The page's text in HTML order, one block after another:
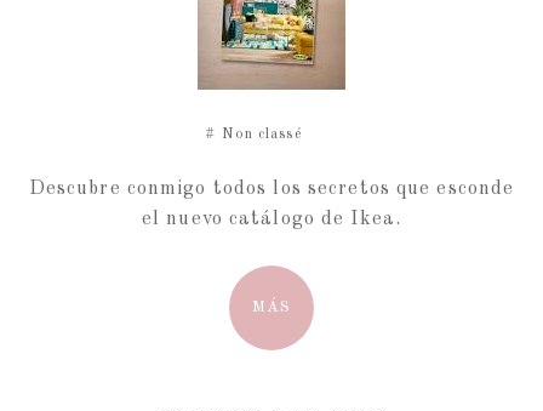
# Non classé
Descubre conmigo todos los secretos que esconde
el nuevo catálogo de Ikea.
MÁS